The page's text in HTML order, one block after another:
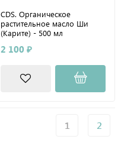
CDS. Органическое
растительное масло Ши
(Карите) - 500 мл
2 100 ₽
1 2